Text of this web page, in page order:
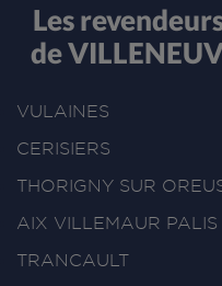
Les
de
VULAINES
CERISIERS
THORIGNY SUR
AIX VILLEMAUR PALIS
TRANCAULT